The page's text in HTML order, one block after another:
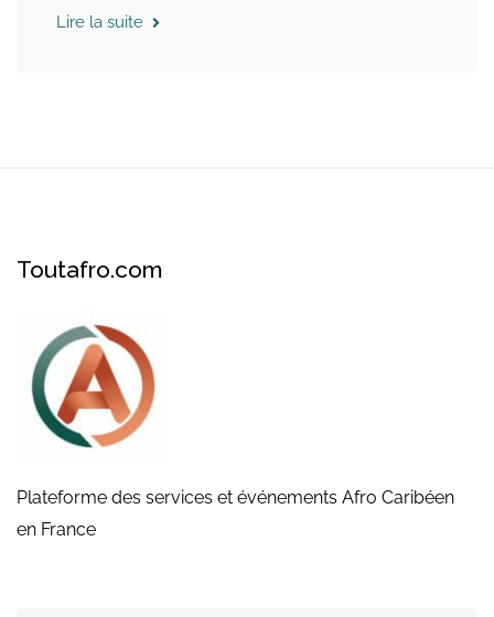
Lire la suite
Toutafro.com
Plateforme des services et événements Afro Caribéen
en France